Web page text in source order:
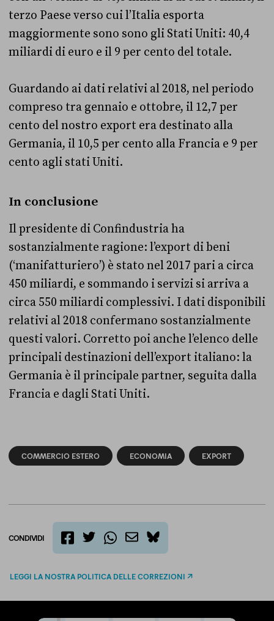
terzo Paese verso cui l’Italia esporta
maggiormente sono sono gli Stati Uniti: 40,4
miliardi di euro e il 9 per cento del totale.
Guardando ai dati relativi al 2018, nel periodo
compreso tra gennaio e ottobre, il 12,7 per
cento del nostro export era destinato alla
Germania, il 10,5 per cento alla Francia e 9 per
cento agli stati Uniti.
In conclusione
Il presidente di Confindustria ha
sostanzialmente ragione: l’export di beni
(‘manifatturiero’) è stato nel 2017 pari a circa
450 miliardi, e sommando i servizi si arriva a
circa 550 miliardi complessivi. I dati disponibili
relativi al 2018 confermano sostanzialmente
questi valori. Corretto poi anche l’elenco delle
principali destinazioni dell’export italiano: la
Germania è il principale partner, seguita dalla
Francia e dagli Stati Uniti.
COMMERCIO ESTERO ECONOMIA EXPORT
CONDIVIDI
bluesky
LEGGI LA NOSTRA POLITICA DELLE CORREZIONI